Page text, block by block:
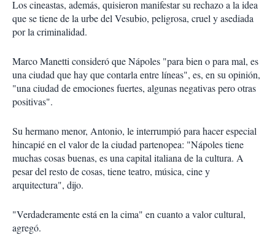
Los cineastas, además, quisieron manifestar su rechazo a la idea
que se tiene de la urbe del Vesubio, peligrosa, cruel y asediada
por la criminalidad.
Marco Manetti consideró que Nápoles "para bien o para mal, es
una ciudad que hay que contarla entre líneas", es, en su opinión,
"una ciudad de emociones fuertes, algunas negativas pero otras
positivas".
Su hermano menor, Antonio, le interrumpió para hacer especial
hincapié en el valor de la ciudad partenopea: "Nápoles tiene
muchas cosas buenas, es una capital italiana de la cultura. A
pesar del resto de cosas, tiene teatro, música, cine y
arquitectura", dijo.
"Verdaderamente está en la cima" en cuanto a valor cultural,
agregó.